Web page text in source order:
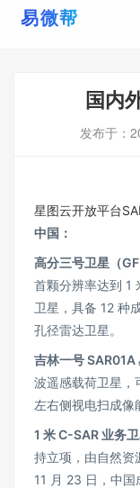
国内
发布于：
星图云开放平台
中国：
高分三号卫星（
首颗分辨率达到 1
卫星，具备 12 种
孔径雷达卫星。
吉林一号 SAR01A
波遥感载荷卫星，
左右侧视电扫成像
1 米 C-SAR 业务
持立项，由自然资
11 月 23 日，中国